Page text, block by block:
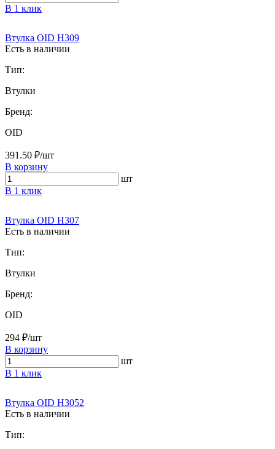
В 1 клик
Втулка OID H309
Есть в наличии
Тип:
Втулки
Бренд:
OID
391.50 ₽/шт
В корзину
шт
В 1 клик
Втулка OID H307
Есть в наличии
Тип:
Втулки
Бренд:
OID
294 ₽/шт
В корзину
шт
В 1 клик
Втулка OID H3052
Есть в наличии
Тип: